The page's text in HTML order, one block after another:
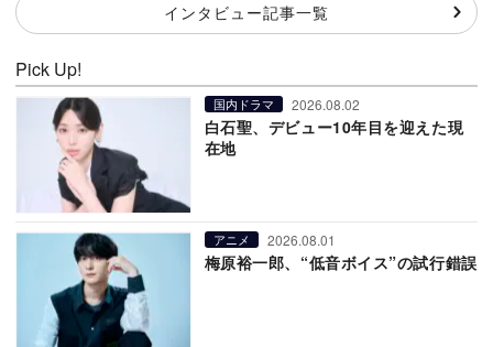
インタビュー記事一覧
Pick Up!
国内ドラマ 2026.08.02
白石聖、デビュー10年目を迎えた現
在地
アニメ 2026.08.01
梅原裕一郎、“低音ボイス”の試行錯誤